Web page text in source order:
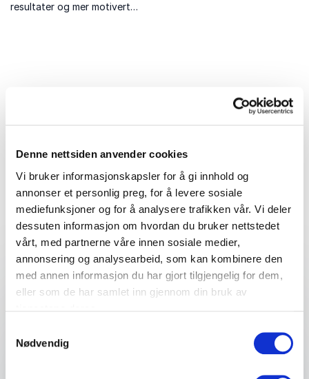
Denne nettsiden anvender cookies
Vi bruker informasjonskapsler for å gi innhold og
annonser et personlig preg, for å levere sosiale
mediefunksjoner og for å analysere trafikken vår. Vi deler
dessuten informasjon om hvordan du bruker nettstedet
vårt, med partnerne våre innen sosiale medier,
annonsering og analysearbeid, som kan kombinere den
med annen informasjon du har gjort tilgjengelig for dem,
eller som de har samlet inn gjennom din bruk av
Nødvendig
resultater og mer motiverte
rådgivning for et vellykket
arrangement
Fyll ut kontaktskjemaet – vi tar kontakt med deg
veldig raskt!
Ditt navn*